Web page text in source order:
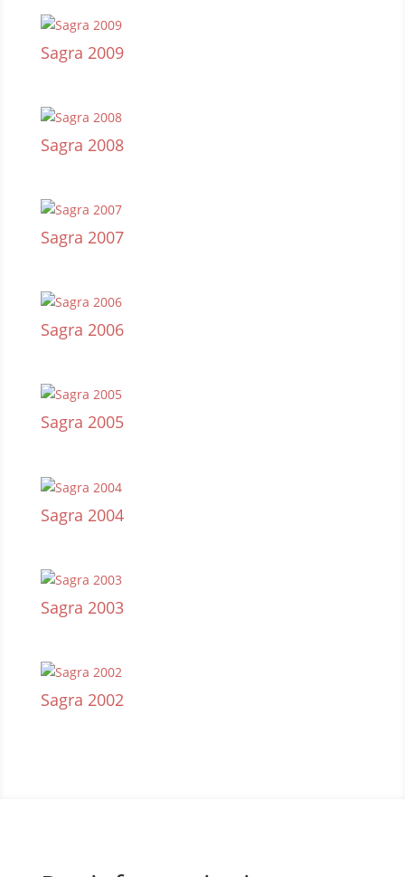
Sagra 2009
Sagra 2008
Sagra 2007
Sagra 2006
Sagra 2005
Sagra 2004
Sagra 2003
Sagra 2002